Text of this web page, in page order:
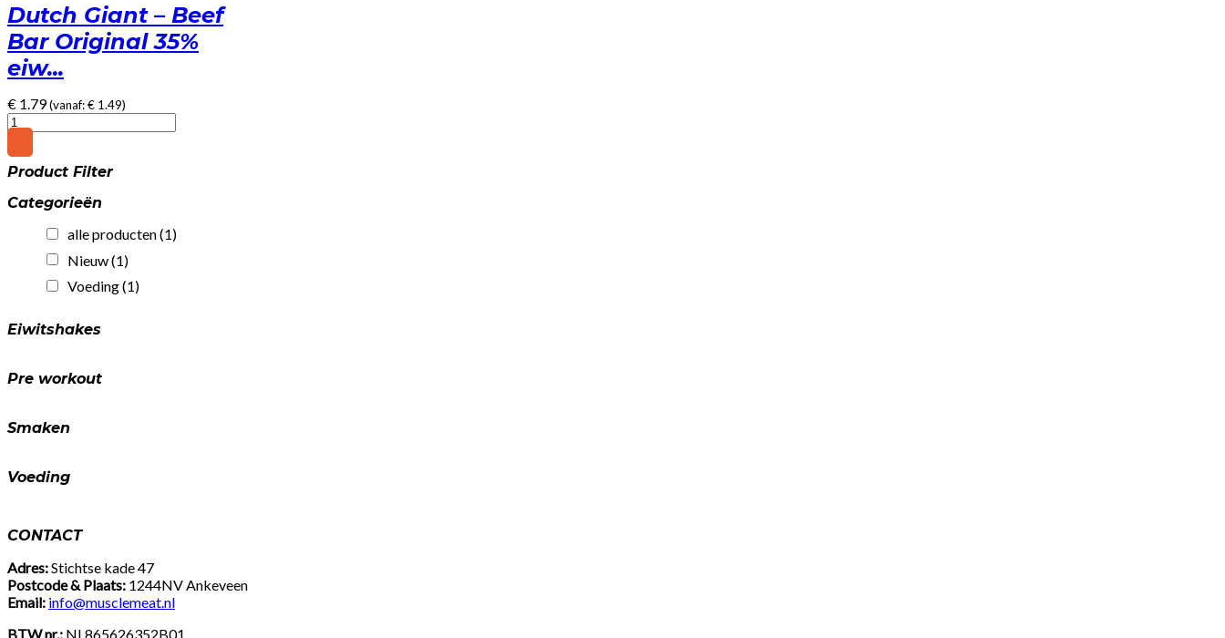
Dutch Giant – Beef
Bar Original 35%
eiw...
€ 1.79(vanaf:€ 1.49)
Dutch
Giant
-
Beef
Original
quantity
Product Filter
Categorieën
alle producten(1)
Nieuw(1)
Voeding(1)
Eiwitshakes
Pre workout
Smaken
Voeding
CONTACT
Adres:Stichtse kade 47
Postcode & Plaats: 1244NV Ankeveen
Email: info@musclemeat.nl
BTW nr.: NL865626352B01